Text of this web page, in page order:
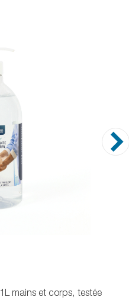
mains et corps, testée